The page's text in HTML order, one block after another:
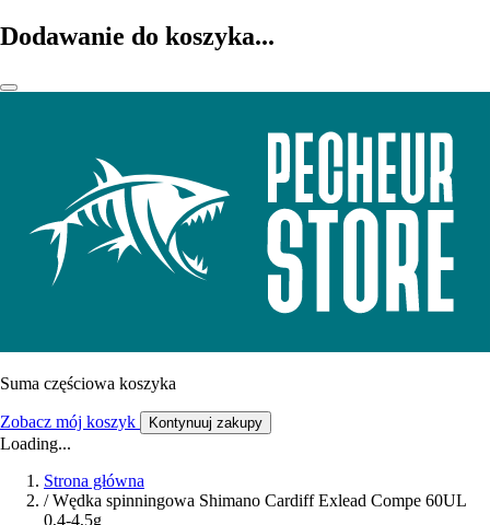
Dodawanie do koszyka...
Suma częściowa koszyka
Zobacz mój koszyk Kontynuuj zakupy
Loading...
Strona główna
/ Wędka spinningowa Shimano Cardiff Exlead Compe 60UL
0,4-4,5g